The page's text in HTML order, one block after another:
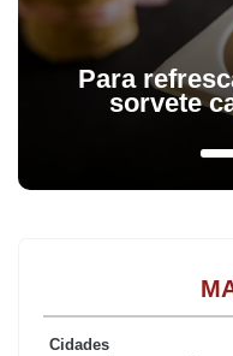
Para
sorvete
Cidades